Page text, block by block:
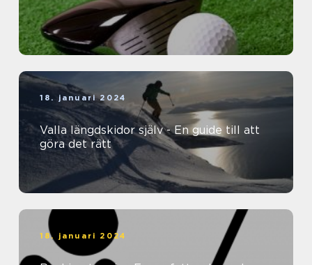
18. januari 2024
Valla längdskidor själv - En guide till att
göra det rätt
18. januari 2024